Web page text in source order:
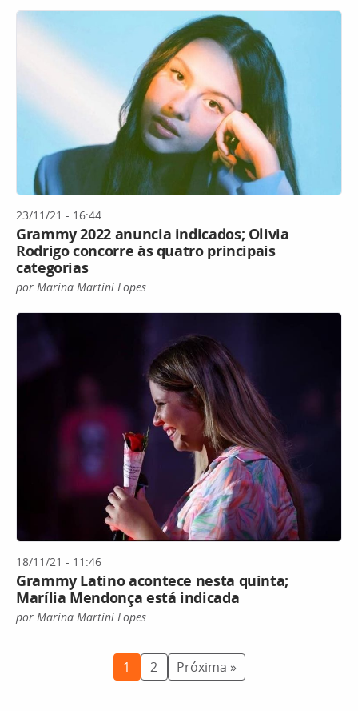
23/11/21 - 16:44
Grammy 2022 anuncia indicados; Olivia
Rodrigo concorre às quatro principais
categorias
por Marina Martini Lopes
18/11/21 - 11:46
Grammy Latino acontece nesta quinta;
Marília Mendonça está indicada
por Marina Martini Lopes
1 2 Próxima »